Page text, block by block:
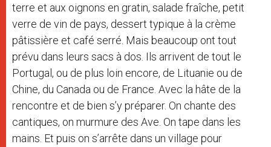
terre et aux oignons en gratin, salade fraîche, petit
verre de vin de pays, dessert typique à la crème
pâtissière et café serré. Mais beaucoup ont tout
prévu dans leurs sacs à dos. Ils arrivent de tout le
Portugal, ou de plus loin encore, de Lituanie ou de
Chine, du Canada ou de France. Avec la hâte de la
rencontre et de bien s’y préparer. On chante des
cantiques, on murmure des Ave. On tape dans les
mains. Et puis on s’arrête dans un village pour